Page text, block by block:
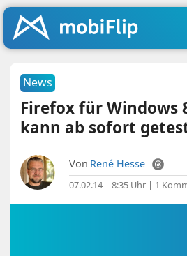
News
Firefox für Windows
kann ab sofort
Von René Hesse
07.02.14 | 8:35 Uhr | 1